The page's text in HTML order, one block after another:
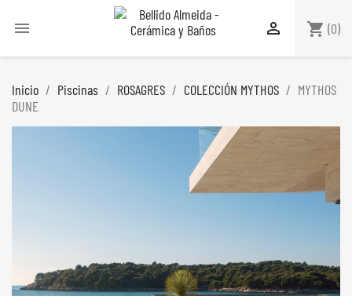
 shopping_cart (0)

Inicio Piscinas ROSAGRES COLECCIÓN MYTHOS
MYTHOS
DUNE